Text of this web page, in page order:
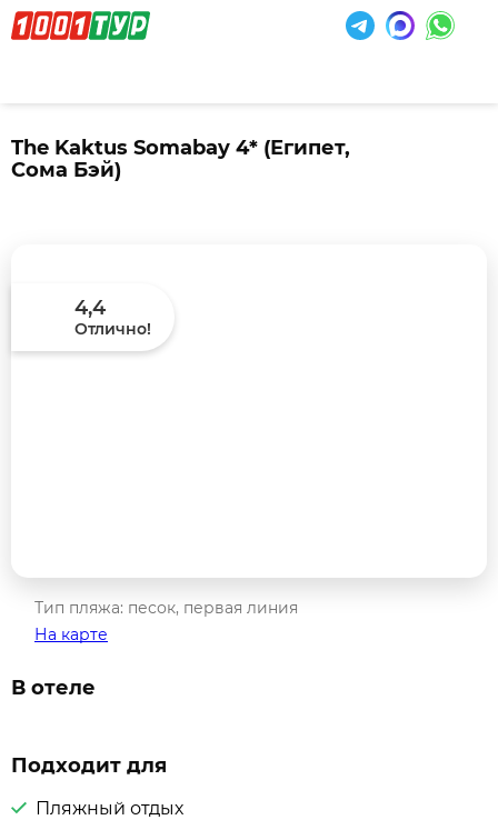
The Kaktus Somabay 4* (Египет,
Сома Бэй)
4,4
Отлично!
Тип пляжа: песок, первая линия
На карте
В отеле
Подходит для
Пляжный отдых